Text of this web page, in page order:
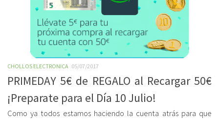
CHOLLOS ELECTRONICA 05/07/2017
PRIMEDAY 5€ de REGALO al Recargar 50€
¡Preparate para el Día 10 Julio!
Como ya todos estamos haciendo la cuenta atrás para que